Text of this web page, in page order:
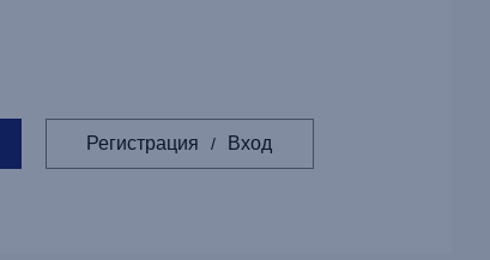
Регистрация / Вход